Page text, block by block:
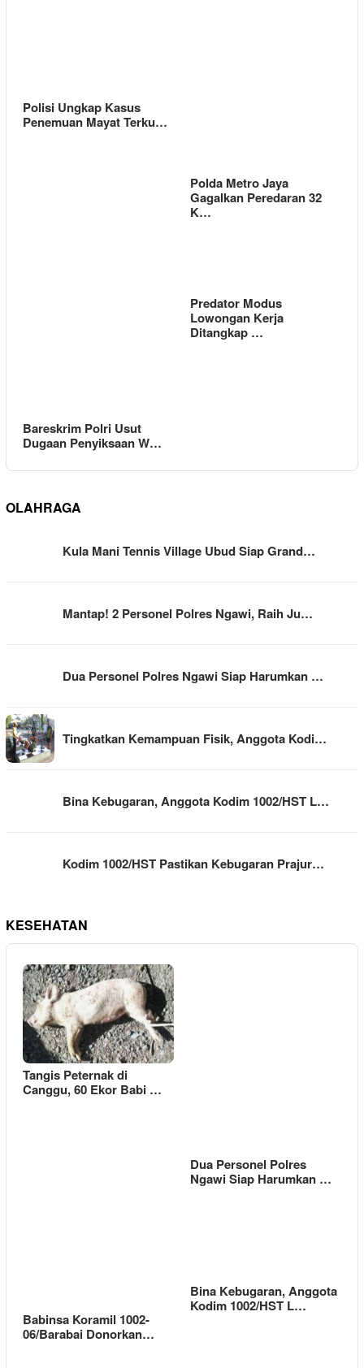
Polisi Ungkap Kasus
Penemuan Mayat Terku…
Polda Metro Jaya
Gagalkan Peredaran 32
K…
Bareskrim Polri Usut
Dugaan Penyiksaan W…
Predator Modus
Lowongan Kerja
Ditangkap …
OLAHRAGA
Kula Mani Tennis Village Ubud Siap Grand…
Mantap! 2 Personel Polres Ngawi, Raih Ju…
Dua Personel Polres Ngawi Siap Harumkan …
Tingkatkan Kemampuan Fisik, Anggota Kodi…
Bina Kebugaran, Anggota Kodim 1002/HST L…
Kodim 1002/HST Pastikan Kebugaran Prajur…
KESEHATAN
Tangis Peternak di
Canggu, 60 Ekor Babi …
Dua Personel Polres
Ngawi Siap Harumkan …
Babinsa Koramil 1002-
06/Barabai Donorkan…
Bina Kebugaran, Anggota
Kodim 1002/HST L…